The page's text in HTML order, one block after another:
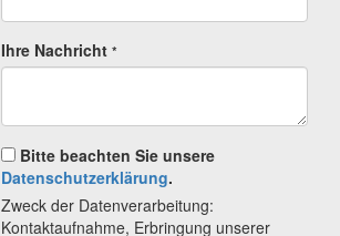
Ihre Nachricht *
Bitte beachten Sie unsere
Datenschutzerklärung.
Zweck der Datenverarbeitung:
Kontaktaufnahme, Erbringung unserer